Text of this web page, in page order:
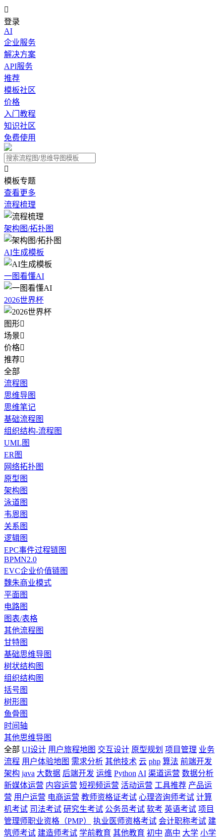

登录
AI
企业服务
解决方案
API服务
推荐
模板社区
价格
入门教程
知识社区
免费使用

模板专题
查看更多
流程梳理
架构图/拓扑图
AI生成模板
一图看懂AI
2026世界杯
图形
场景
价格
推荐
全部
流程图
思维导图
思维笔记
基础流程图
组织结构-流程图
UML图
ER图
网络拓扑图
原型图
架构图
泳道图
韦恩图
关系图
逻辑图
EPC事件过程链图
BPMN2.0
EVC企业价值链图
魏朱商业模式
平面图
电路图
图表/表格
其他流程图
甘特图
基础思维导图
树状结构图
组织结构图
括号图
树形图
鱼骨图
时间轴
其他思维导图
全部 UI设计 用户旅程地图 交互设计 原型规划 项目管理 业务
流程 用户体验地图 需求分析 其他技术 云 php 算法 前端开发
架构 java 大数据 后端开发 运维 Python AI 渠道运营 数据分析
新媒体运营 内容运营 短视频运营 活动运营 工具推荐 产品运
营 用户运营 电商运营 教师资格证考试 心理咨询师考试 计算
机考试 司法考试 研究生考试 公务员考试 软考 英语考试 项目
管理师职业资格（PMP）
执业医师资格考试 会计职称考试 建
筑师考试 建造师考试 学前教育 其他教育 初中 高中 大学 小学